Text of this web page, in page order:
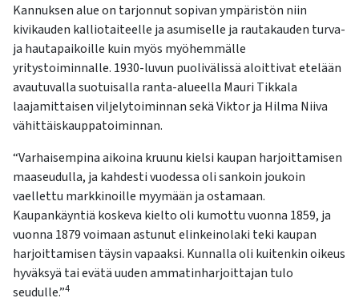
Kannuksen alue on tarjonnut sopivan ympäristön niin
kivikauden kalliotaiteelle ja asumiselle ja rautakauden turva-
ja hautapaikoille kuin myös myöhemmälle
yritystoiminnalle. 1930-luvun puolivälissä aloittivat etelään
avautuvalla suotuisalla ranta-alueella Mauri Tikkala
laajamittaisen viljelytoiminnan sekä Viktor ja Hilma Niiva
vähittäiskauppatoiminnan.
“Varhaisempina aikoina kruunu kielsi kaupan harjoittamisen
maaseudulla, ja kahdesti vuodessa oli sankoin joukoin
vaellettu markkinoille myymään ja ostamaan.
Kaupankäyntiä koskeva kielto oli kumottu vuonna 1859, ja
vuonna 1879 voimaan astunut elinkeinolaki teki kaupan
harjoittamisen täysin vapaaksi. Kunnalla oli kuitenkin oikeus
hyväksyä tai evätä uuden ammatinharjoittajan tulo
seudulle.”4